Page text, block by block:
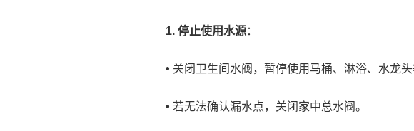
1. 停止使用水源：
• 关闭卫生间水阀，暂停使用马桶、淋浴、水龙头
• 若无法确认漏水点，关闭家中总水阀。